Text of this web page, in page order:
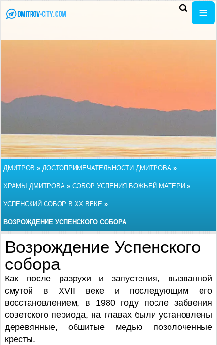
ДМИТРОВ » ДОСТОПРИМЕЧАТЕЛЬНОСТИ ДМИТРОВА »
ХРАМЫ ДМИТРОВА » СОБОР УСПЕНИЯ БОЖЬЕЙ МАТЕРИ »
УСПЕНСКИЙ СОБОР В XX ВЕКЕ »
ВОЗРОЖДЕНИЕ УСПЕНСКОГО СОБОРА
Возрождение Успенского
собора
Как после разрухи и запустения, вызванной
смутой в XVII веке и последующим его
восстановлением, в 1980 году после забвения
советского периода, на главах были установлены
деревянные, обшитые медью позолоченные
кресты.